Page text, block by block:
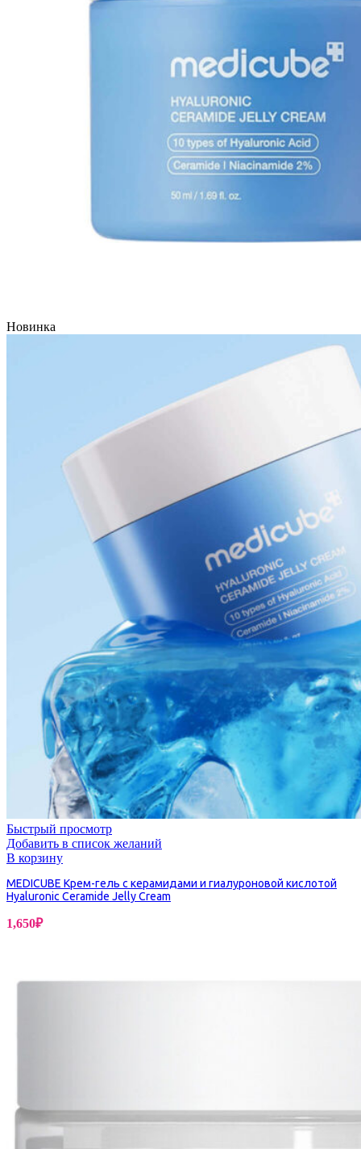
Новинка
Быстрый просмотр
Добавить в список желаний
В корзину
MEDICUBE Крем-гель с керамидами и гиалуроновой кислотой
Hyaluronic Ceramide Jelly Cream
1,650₽